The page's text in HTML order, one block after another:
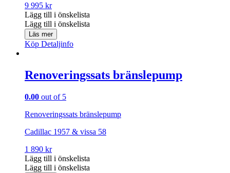
9 995 kr
Lägg till i önskelista
Lägg till i önskelista
Läs mer
Köp Detaljinfo
Renoveringssats bränslepump
0.00 out of 5
Renoveringssats bränslepump
Cadillac 1957 & vissa 58
1 890 kr
Lägg till i önskelista
Lägg till i önskelista